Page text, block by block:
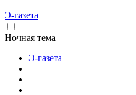
Э-газета
Ночная тема
Э-газета